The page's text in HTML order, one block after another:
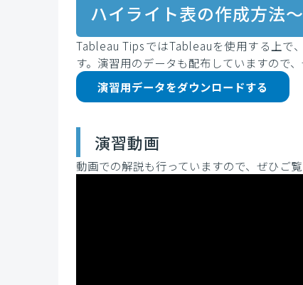
ハイライト表の作成方法
Tableau TipsではTableauを使用する上で
す。演習用のデータも配布していますので
演習用データをダウンロードする
演習動画
動画での解説も行っていますので、ぜひご覧